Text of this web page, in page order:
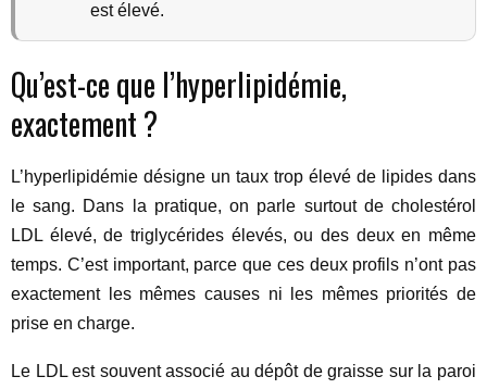
est élevé.
Qu’est-ce que l’hyperlipidémie,
exactement ?
L’hyperlipidémie désigne un taux trop élevé de lipides dans
le sang. Dans la pratique, on parle surtout de cholestérol
LDL élevé, de triglycérides élevés, ou des deux en même
temps. C’est important, parce que ces deux profils n’ont pas
exactement les mêmes causes ni les mêmes priorités de
prise en charge.
Le LDL est souvent associé au dépôt de graisse sur la paroi